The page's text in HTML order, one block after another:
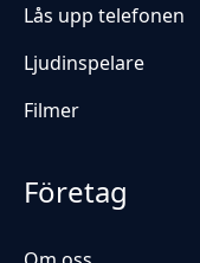
Lås upp telefonen
Ljudinspelare
Filmer
Företag